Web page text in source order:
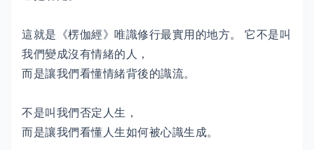
這就是《楞伽經》唯識修行最實用的地方。 它不是叫
我們變成沒有情緒的人，
而是讓我們看懂情緒背後的識流。
不是叫我們否定人生，
而是讓我們看懂人生如何被心識生成。